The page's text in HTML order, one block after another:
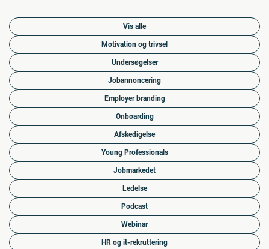
Vis alle
Motivation og trivsel
Undersøgelser
Jobannoncering
Employer branding
Onboarding
Afskedigelse
Young Professionals
Jobmarkedet
Ledelse
Podcast
Webinar
HR og it-rekruttering